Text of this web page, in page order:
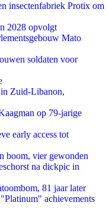
insectenfabriek Protix om
2028 opvolgt
Mato
soldaten voor
Zuid-Libanon,
op 79-jarige
early access tot
boom, vier gewonden
na dickpic in
81 jaar later
achievements